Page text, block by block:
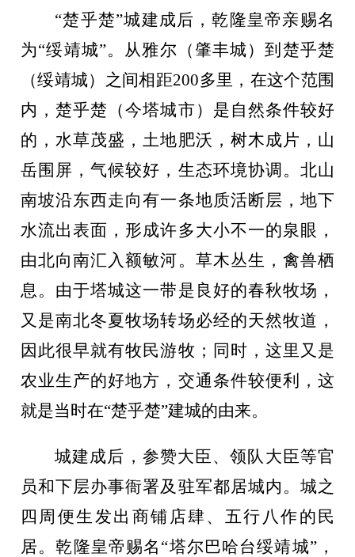
“楚乎楚”城建成后，乾隆皇帝亲赐名
为“绥靖城”。从雅尔（肇丰城）到楚乎楚
（绥靖城）之间相距200多里，在这个范围
内，楚乎楚（今塔城市）是自然条件较好
的，水草茂盛，土地肥沃，树木成片，山
岳围屏，气候较好，生态环境协调。北山
南坡沿东西走向有一条地质活断层，地下
水流出表面，形成许多大小不一的泉眼，
由北向南汇入额敏河。草木丛生，禽兽栖
息。由于塔城这一带是良好的春秋牧场，
又是南北冬夏牧场转场必经的天然牧道，
因此很早就有牧民游牧；同时，这里又是
农业生产的好地方，交通条件较便利，这
就是当时在“楚乎楚”建城的由来。
城建成后，参赞大臣、领队大臣等官
员和下层办事衙署及驻军都居城内。城之
四周便生发出商铺店肆、五行八作的民
居。乾隆皇帝赐名 “塔尔巴哈台绥靖城”，